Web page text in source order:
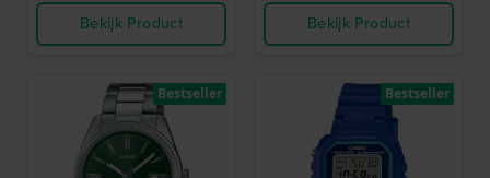
Bekijk Product Bekijk Product
Bestseller Bestseller